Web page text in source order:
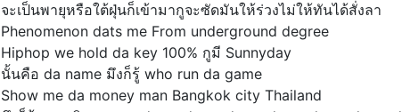
จะเป็นพายุหรือใต้ฝุ่นก็เข้ามากูจะซัดมันให้ร่วงไม่ให้ทันได้สั่งลา
Phenomenon dats me From underground degree
Hiphop we hold da key 100% กูมี Sunnyday
นั้นคือ da name มึงก็รู้ who run da game
Show me da money man Bangkok city Thailand